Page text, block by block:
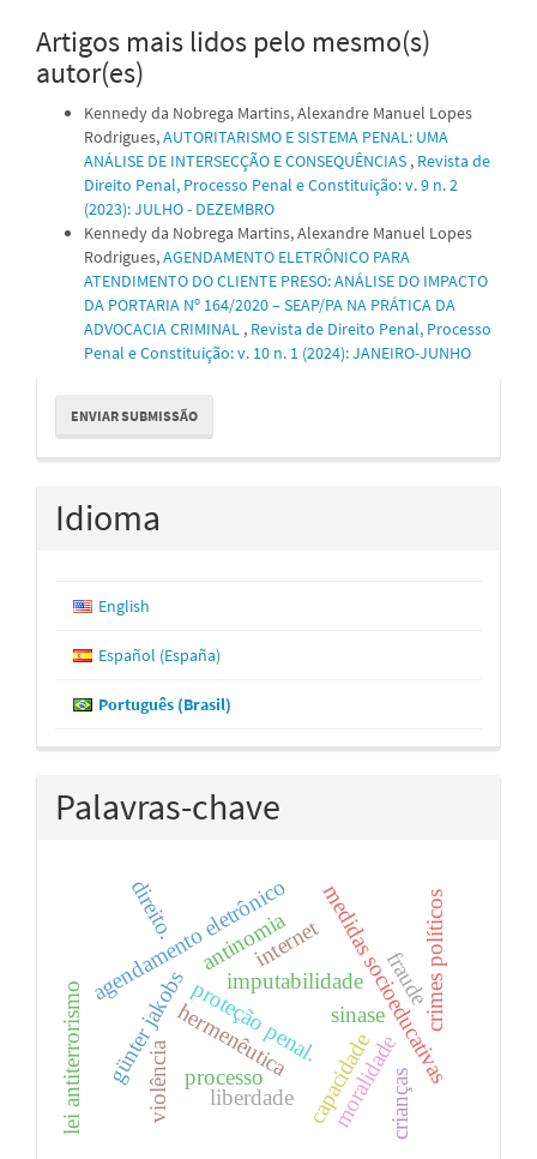
Artigos mais lidos pelo mesmo(s)
autor(es)
Kennedy da Nobrega Martins, Alexandre Manuel Lopes
Rodrigues,AUTORITARISMO E SISTEMA PENAL: UMA
ANÁLISE DE INTERSECÇÃO E CONSEQUÊNCIAS , Revista de
Direito Penal, Processo Penal e Constituição: v. 9 n. 2
(2023): JULHO - DEZEMBRO
Kennedy da Nobrega Martins, Alexandre Manuel Lopes
Rodrigues,AGENDAMENTO ELETRÔNICO PARA
ATENDIMENTO DO CLIENTE PRESO: ANÁLISE DO IMPACTO
DA PORTARIA Nº 164/2020 – SEAP/PA NA PRÁTICA DA
ADVOCACIA CRIMINAL , Revista de Direito Penal, Processo
Penal e Constituição: v. 10 n. 1 (2024): JANEIRO-JUNHO
Enviar
Submissão
ENVIAR SUBMISSÃO
Idioma
English
Español (España)
Português (Brasil)
Palavras-chave
agendamento eletrônico medidas socioeducativas
imputabilidade
capacidade
proteção penal.
günter jakobs
lei antiterrorismo sinase
hermenêutica
crimes políticos
processo
violência
antinomia
direito.
moralidade
liberdade
fraude
internet
crianças